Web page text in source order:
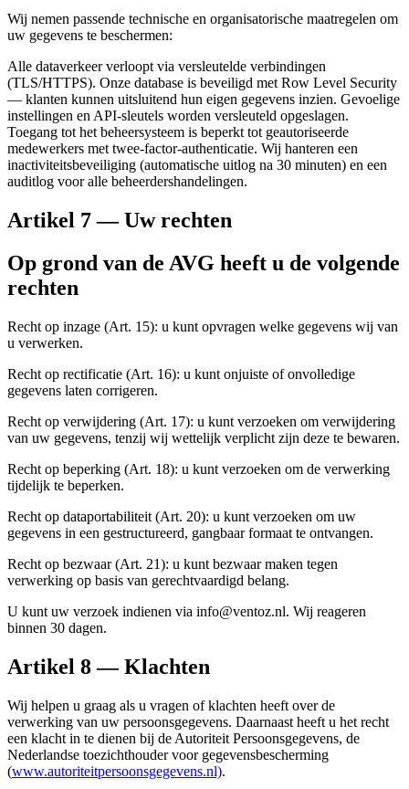
Wij nemen passende technische en organisatorische maatregelen om
uw gegevens te beschermen:
Alle dataverkeer verloopt via versleutelde verbindingen
(TLS/HTTPS). Onze database is beveiligd met Row Level Security
— klanten kunnen uitsluitend hun eigen gegevens inzien. Gevoelige
instellingen en API-sleutels worden versleuteld opgeslagen.
Toegang tot het beheersysteem is beperkt tot geautoriseerde
medewerkers met twee-factor-authenticatie. Wij hanteren een
inactiviteitsbeveiliging (automatische uitlog na 30 minuten) en een
auditlog voor alle beheerdershandelingen.
Artikel 7 — Uw rechten
Op grond van de AVG heeft u de volgende
rechten
Recht op inzage (Art. 15): u kunt opvragen welke gegevens wij van
u verwerken.
Recht op rectificatie (Art. 16): u kunt onjuiste of onvolledige
gegevens laten corrigeren.
Recht op verwijdering (Art. 17): u kunt verzoeken om verwijdering
van uw gegevens, tenzij wij wettelijk verplicht zijn deze te bewaren.
Recht op beperking (Art. 18): u kunt verzoeken om de verwerking
tijdelijk te beperken.
Recht op dataportabiliteit (Art. 20): u kunt verzoeken om uw
gegevens in een gestructureerd, gangbaar formaat te ontvangen.
Recht op bezwaar (Art. 21): u kunt bezwaar maken tegen
verwerking op basis van gerechtvaardigd belang.
U kunt uw verzoek indienen via info@ventoz.nl. Wij reageren
binnen 30 dagen.
Artikel 8 — Klachten
Wij helpen u graag als u vragen of klachten heeft over de
verwerking van uw persoonsgegevens. Daarnaast heeft u het recht
een klacht in te dienen bij de Autoriteit Persoonsgegevens, de
Nederlandse toezichthouder voor gegevensbescherming
(www.autoriteitpersoonsgegevens.nl).